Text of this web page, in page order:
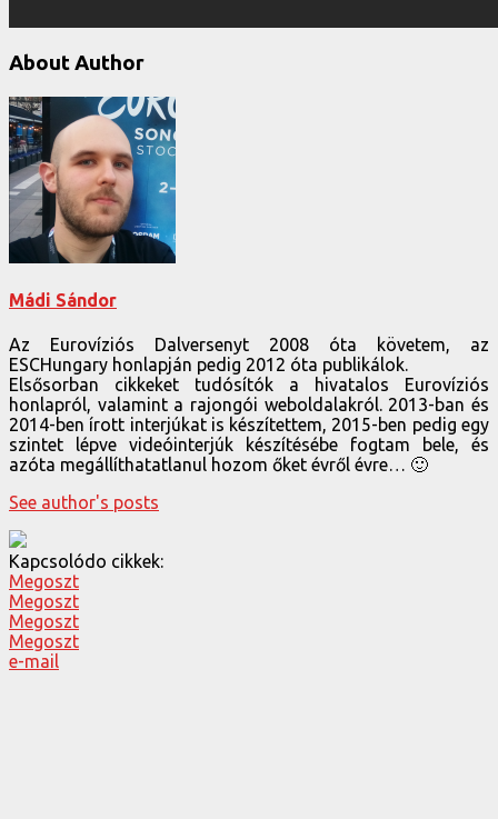
About Author
Mádi Sándor
Az Eurovíziós Dalversenyt 2008 óta követem, az
ESCHungary honlapján pedig 2012 óta publikálok.
Elsősorban cikkeket tudósítók a hivatalos Eurovíziós
honlapról, valamint a rajongói weboldalakról. 2013-ban és
2014-ben írott interjúkat is készítettem, 2015-ben pedig egy
szintet lépve videóinterjúk készítésébe fogtam bele, és
azóta megállíthatatlanul hozom őket évről évre… 🙂
See author's posts
Kapcsolódo cikkek:
Megoszt
Megoszt
Megoszt
Megoszt
e-mail